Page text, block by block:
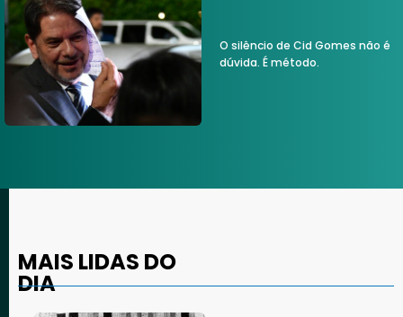
O silêncio de Cid Gomes não é
dúvida. É método.
MAIS LIDAS DO
DIA